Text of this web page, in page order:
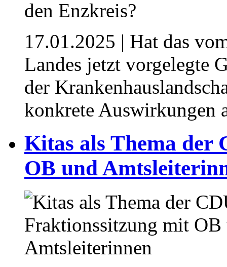
17.01.2025 | Hat das
Landes jetzt vorgelegte
der
konkrete Auswirkungen
Kitas als Thema der
OB und